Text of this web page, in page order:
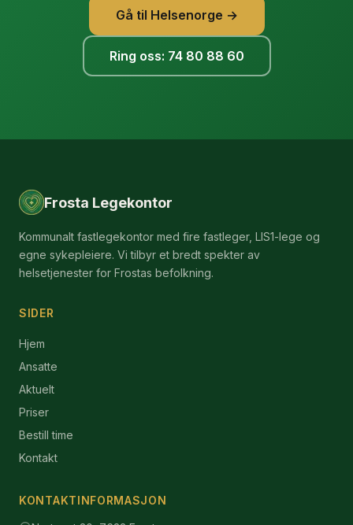
Gå til Helsenorge →
Ring oss: 74 80 88 60
Frosta Legekontor
Kommunalt fastlegekontor med fire fastleger, LIS1-lege og
egne sykepleiere. Vi tilbyr et bredt spekter av
helsetjenester for Frostas befolkning.
SIDER
Hjem
Ansatte
Aktuelt
Priser
Bestill time
Kontakt
KONTAKTINFORMASJON